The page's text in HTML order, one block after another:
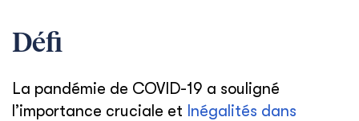
Défi
La pandémie de COVID-19 a souligné
l’importance cruciale et Inégalités dans